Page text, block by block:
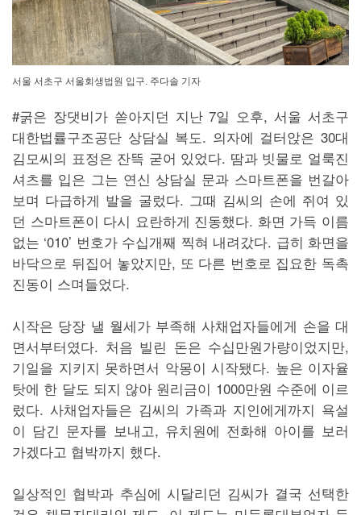
서울 서초구 서울회생법원 입구. 주다솔 기자
#굵은 장댓비가 쏟아지던 지난 7일 오후, 서울 서초구
대한법률구조공단 상담실 복도. 의자에 걸터앉은 30대
김모씨의 표정은 잔뜩 굳어 있었다. 땀과 빗물로 얼룩진
셔츠를 입은 그는 연신 상담실 문과 스마트폰을 번갈아
보며 다급하게 발을 굴렀다. 그때 김씨의 손에 쥐여 있
던 스마트폰이 다시 요란하게 진동했다. 화면 가득 이름
없는 ‘010’ 번호가 수십개째 찍혀 내려갔다. 급히 화면을
바닥으로 뒤집어 놓았지만, 또 다른 번호로 집요한 독촉
진동이 스며들었다.
시작은 당장 낼 월세가 부족해 사채업자들에게 손을 대
면서부터였다. 처음 빌린 돈은 수십만원가량이었지만,
기일을 지키지 못하면서 악몽이 시작됐다. 높은 이자율
탓에 한 달도 되지 않아 원리금이 1000만원 수준에 이르
렀다. 사채업자들은 김씨의 가족과 지인에게까지 욕설
이 담긴 문자를 보내고, 유치원에 전화해 아이를 보러
가겠다고 협박까지 했다.
일상적인 협박과 추심에 시달리던 김씨가 결국 선택한